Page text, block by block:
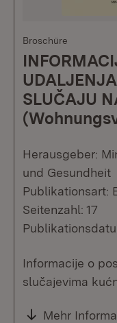
Broschüre
SLUČAJU
Herausgeber:
und Gesundheit
Publikationsart:
Seitenzahl: 17
Informacije o
slučajevima
Mehr